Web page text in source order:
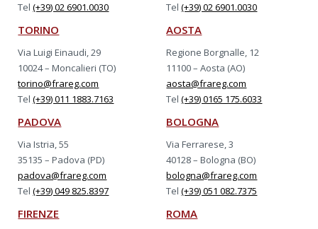
Tel(+39) 02 6901.0030
Tel(+39) 02 6901.0030
TORINO
Via Luigi Einaudi, 29
10024 – Moncalieri (TO)
torino@frareg.com
Tel(+39) 011 1883.7163
AOSTA
Regione Borgnalle, 12
11100 – Aosta (AO)
aosta@frareg.com
Tel(+39) 0165 175.6033
PADOVA
Via Istria, 55
35135 – Padova (PD)
padova@frareg.com
Tel(+39) 049 825.8397
BOLOGNA
Via Ferrarese, 3
40128 – Bologna (BO)
bologna@frareg.com
Tel(+39) 051 082.7375
FIRENZE ROMA